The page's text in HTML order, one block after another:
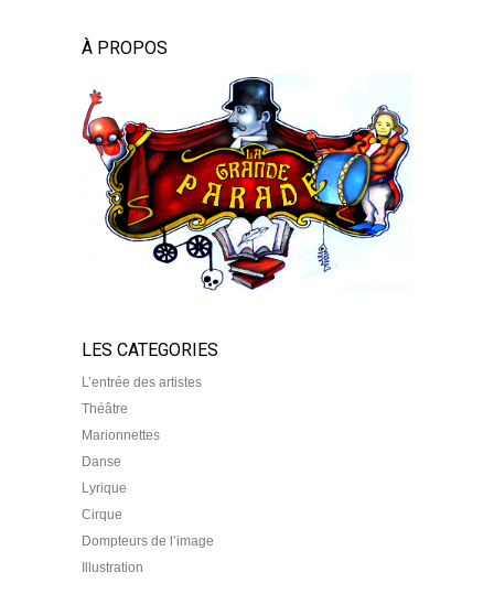
À PROPOS
LES CATEGORIES
L’entrée des artistes
Théâtre
Marionnettes
Danse
Lyrique
Cirque
Dompteurs de l’image
Illustration